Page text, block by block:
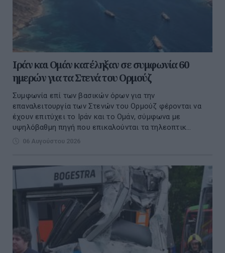
Ιράν και Ομάν κατέληξαν σε συμφωνία 60
ημερών για τα Στενά του Ορμούζ
Συμφωνία επί των βασικών όρων για την
επαναλειτουργία των Στενών του Ορμούζ φέρονται να
έχουν επιτύχει το Ιράν και το Ομάν, σύμφωνα με
υψηλόβαθμη πηγή που επικαλούνται τα τηλεοπτικ...
06 Αυγούστου 2026